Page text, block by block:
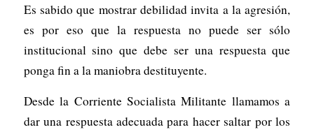
Es sabido que mostrar debilidad invita a la agresión,
es por eso que la respuesta no puede ser sólo
institucional sino que debe ser una respuesta que
ponga fin a la maniobra destituyente.
Desde la Corriente Socialista Militante llamamos a
dar una respuesta adecuada para hacer saltar por los